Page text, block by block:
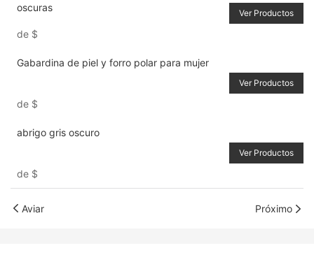
oscuras
de $
Ver Productos
Gabardina de piel y forro polar para mujer
de $
Ver Productos
abrigo gris oscuro
de $
Ver Productos
Aviar Próximo